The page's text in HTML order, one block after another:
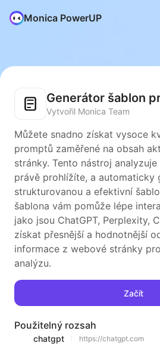
Monica PowerUP
Generátor šablon
Vytvořil Monica Team
Můžete snadno získat vysoce
promptů zaměřené na obsah
stránky. Tento nástroj
právě prohlížíte, a automaticky
strukturovanou a efektivní
šablona vám pomůže lépe
jako jsou ChatGPT, Perplexity,
získat přesnější a hodnotnější
informace z webové stránky
analýzu.
Začít
Použitelný rozsah
chatgpt https://chatgpt.com